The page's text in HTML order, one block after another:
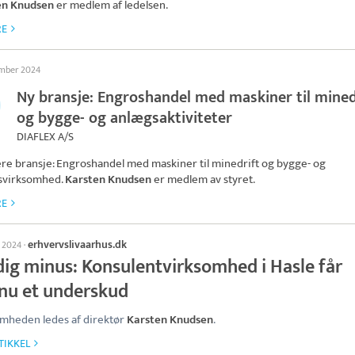
Knudsener medlem af ledelsen.
2024
Ny bransje: Engroshandel med maskiner til
og bygge- og anlægsaktiviteter
DIAFLEX A/S
bransje: Engroshandel med maskiner til minedrift og bygge- og
Karsten Knudsener medlem av styret.
·erhvervslivaarhus.dk
minus: Konsulentvirksomhed i Hasle får
et underskud
ledes af direktørKarsten Knudsen.